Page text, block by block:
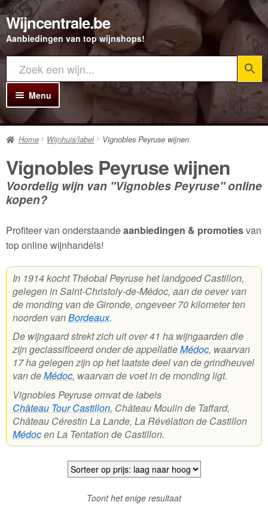
Ga
door
naar
navigatie
Ga
direct
naar
inhoud
Wijncentrale.be
Aanbiedingen van top wijnshops!
Menu
Home
Alle Wijnen
Rode wijn
Witte wijn
Porto
Wijnpakketten
Kleine flesjes
Magnums
Cadeaubonnen
Home Wijnhuis/label Vignobles Peyruse wijnen
Vignobles Peyruse wijnen
Voordelig wijn van "Vignobles Peyruse" online
kopen?
Profiteer van onderstaandeaanbiedingen & promotiesvan
top online wijnhandels!
In 1914 kocht Théobal Peyruse het landgoed Castillon,
gelegen in Saint-Christoly-de-Médoc, aan de oever van
de monding van de Gironde, ongeveer 70 kilometer ten
noorden vanBordeaux.
De wijngaard strekt zich uit over 41 ha wijngaarden die
zijn geclassificeerd onder de appellatieMédoc, waarvan
17 ha gelegen zijn op het laatste deel van de grindheuvel
van deMédoc, waarvan de voet in de monding ligt.
Vignobles Peyruse omvat de labels
Château Tour Castillon, Château Moulin de Taffard,
Château Cérestin La Lande, La Révélation de Castillon
Médocen La Tentation de Castillon.
Toont het enige resultaat